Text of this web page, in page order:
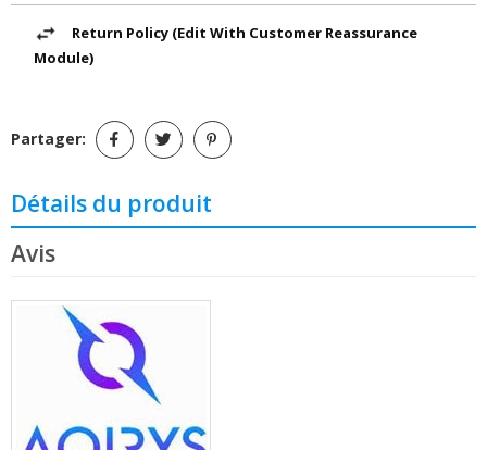
Return Policy (edit With Customer Reassurance
Module)
Partager:
Détails du produit
Avis